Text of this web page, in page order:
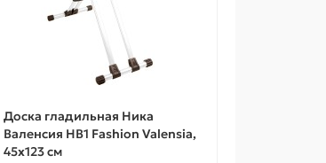
Доска гладильная Ника
Валенсия НВ1 Fashion Valensia,
45х123 см